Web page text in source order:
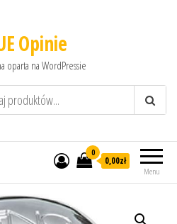
Opinie
oparta na WordPressie
Menu
0
0,00zł